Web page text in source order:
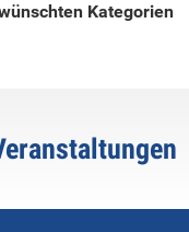
Kategorien